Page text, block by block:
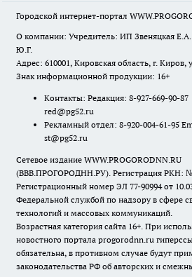
Городской интернет-портал
О компании: Учредитель: ИП Звеняцкая Е.А.
Ю.Г.
Адрес: 610001, Кировская область, г.
Знак информационной продукции: 16+
Контакты: Редакция: 8-927-669-90-
red@pg52.ru
Рекламный отдел: 8-920-004-61-95
st@pg52.ru
Сетевое издание WWW.PROGORODNN.RU
(ВВВ.ПРОГОРОДНН.РУ). Регистрация РКН: №:
Регистрационный номер ЭЛ 77-90994 от
Федеральной службой по надзору в сфере
технологий и массовых коммуникаций.
Возрастная категория сайта 16+. При
новостного портала progorodnn.ru
обязательна, в противном случае будут
законодательства РФ об авторских и